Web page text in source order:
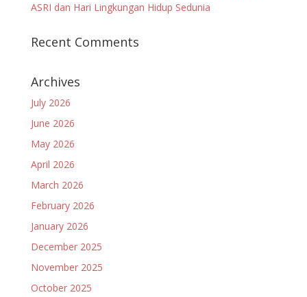
ASRI dan Hari Lingkungan Hidup Sedunia
Recent Comments
Archives
July 2026
June 2026
May 2026
April 2026
March 2026
February 2026
January 2026
December 2025
November 2025
October 2025